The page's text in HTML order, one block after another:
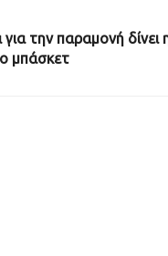
την παραμονή δίνει
μπάσκετ